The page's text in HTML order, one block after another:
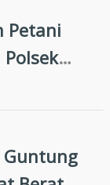
Petani
Guntung